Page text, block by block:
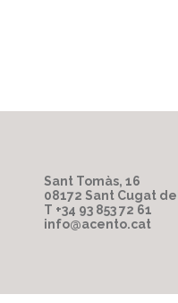
Sant Tomàs, 16
08172 Sant Cugat
T +34 93 853 72 61
info@acento.cat